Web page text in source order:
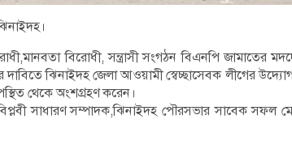
বিরোধী, সন্ত্রাসী সংগঠন বিএনপি জামাতের
দাবিতে ঝিনাইদহ জেলা আওয়ামী স্বেচ্ছাসেবক লীগের
থেকে অংশগ্রহণ করেন।
সাধারণ সম্পাদক,ঝিনাইদহ পৌরসভার সাবেক সফল